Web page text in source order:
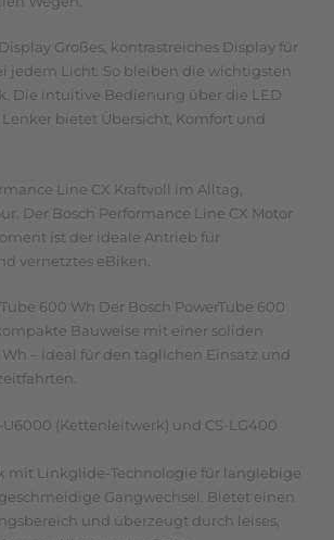
Großes, kontrastreiches Display für
jedem Licht. So bleiben die wichtigsten
Die intuitive Bedienung über die LED
bietet Übersicht, Komfort und
Line CX Kraftvoll im Alltag,
Der Bosch Performance Line CX Motor
ist der ideale Antrieb für
vernetztes eBiken.
600 Wh Der Bosch PowerTube 600
Bauweise mit einer soliden
– ideal für den täglichen Einsatz und
U6000 (Kettenleitwerk) und CS-LG400
mit Linkglide-Technologie für langlebige
Gangwechsel. Bietet einen
und überzeugt durch leises,